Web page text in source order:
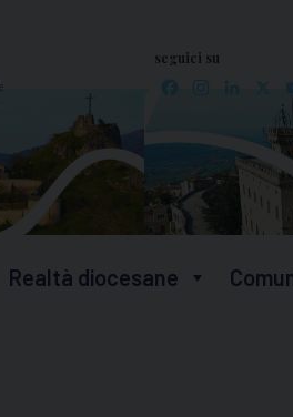
seguici su
Facebook
Realtà diocesane